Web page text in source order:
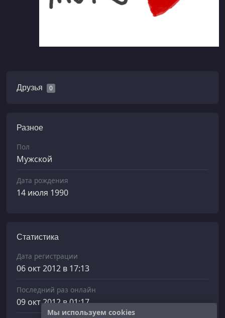
Друзья 0
Разное
Пол
Мужской
Дата рождения
14 июля 1990
Статистика
Дата регистрации
06 окт 2012 в 17:13
Последний раз онлайн
09 окт 2012 в 01:17
Мы используем cookies